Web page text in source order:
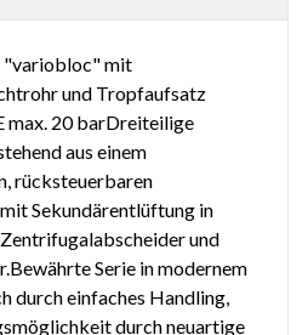
"variobloc" mit
und Tropfaufsatz
max. 20 barDreiteilige
aus einem
rücksteuerbaren
Sekundärentlüftung in
und
Serie in modernem
durch einfaches Handling,
durch neuartige